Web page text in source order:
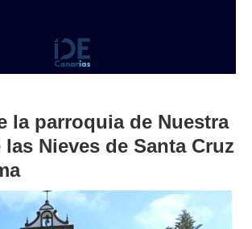
la parroquia de Nuestra
las Nieves de Santa Cruz